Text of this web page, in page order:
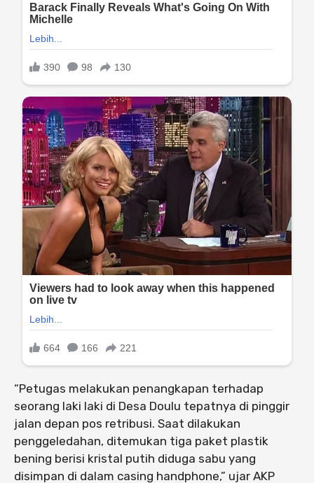
“Petugas melakukan penangkapan terhadap
seorang laki laki di Desa Doulu tepatnya di pinggir
jalan depan pos retribusi. Saat dilakukan
penggeledahan, ditemukan tiga paket plastik
bening berisi kristal putih diduga sabu yang
disimpan di dalam casing handphone,” ujar AKP